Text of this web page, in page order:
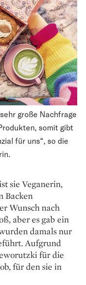
große Nachfrage
somit gibt
für uns“, so die
sie Veganerin,
Backen
Wunsch nach
aber es gab ein
damals nur
Aufgrund
für die
für den sie in